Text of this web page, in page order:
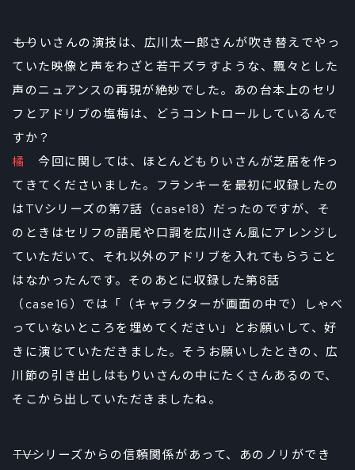
――もりいさんの演技は、広川太一郎さんが吹き替えでやっ
ていた映像と声をわざと若干ズラすような、飄々とした
声のニュアンスの再現が絶妙でした。あの台本上のセリ
フとアドリブの塩梅は、どうコントロールしているんで
すか？
橘
今回に関しては、ほとんどもりいさんが芝居を作っ
てきてくださいました。フランキーを最初に収録したの
はTVシリーズの第7話（case18）だったのですが、そ
のときはセリフの語尾や口調を広川さん風にアレンジし
ていただいて、それ以外のアドリブを入れてもらうこと
はなかったんです。そのあとに収録した第8話
（case16）では「（キャラクターが画面の中で）しゃべ
っていないところを埋めてください」とお願いして、好
きに演じていただきました。そうお願いしたときの、広
川節の引き出しはもりいさんの中にたくさんあるので、
そこから出していただきましたね。
――TVシリーズからの信頼関係があって、あのノリができ